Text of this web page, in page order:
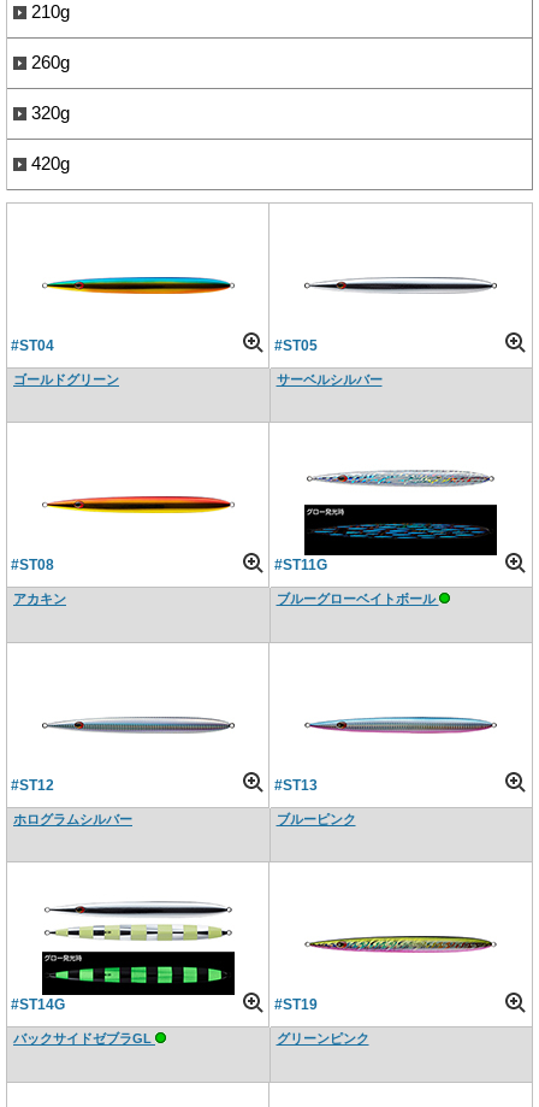
210g
260g
320g
420g
#ST04
ゴールドグリーン
#ST05
サーベルシルバー
#ST08
アカキン
#ST11G
ブルーグローベイトボール
#ST12
ホログラムシルバー
#ST13
ブルーピンク
#ST14G
バックサイドゼブラGL
#ST19
グリーンピンク